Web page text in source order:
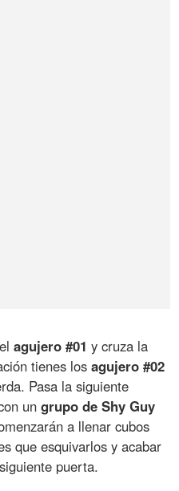
agujero #01 y cruza la
tienes losagujero #02
Pasa la siguiente
ungrupo de Shy Guy
a llenar cubos
que esquivarlos y acabar
puerta.